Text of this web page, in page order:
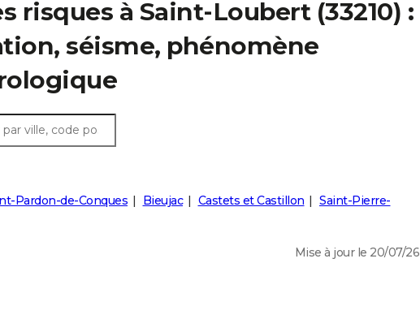
risques à Saint-Loubert (33210) :
séisme, phénomène
Pardon-de-Conques Bieujac Castets et Castillon
Saint-Pierre-
Mise à jour le 20/07/26